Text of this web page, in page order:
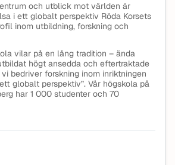
och utblick mot världen är
i ett globalt perspektiv Röda Korsets
inom utbildning, forskning och
vilar på en lång tradition – ända
högt ansedda och eftertraktade
bedriver forskning inom inriktningen
globalt perspektiv”. Vår högskola på
har 1 000 studenter och 70